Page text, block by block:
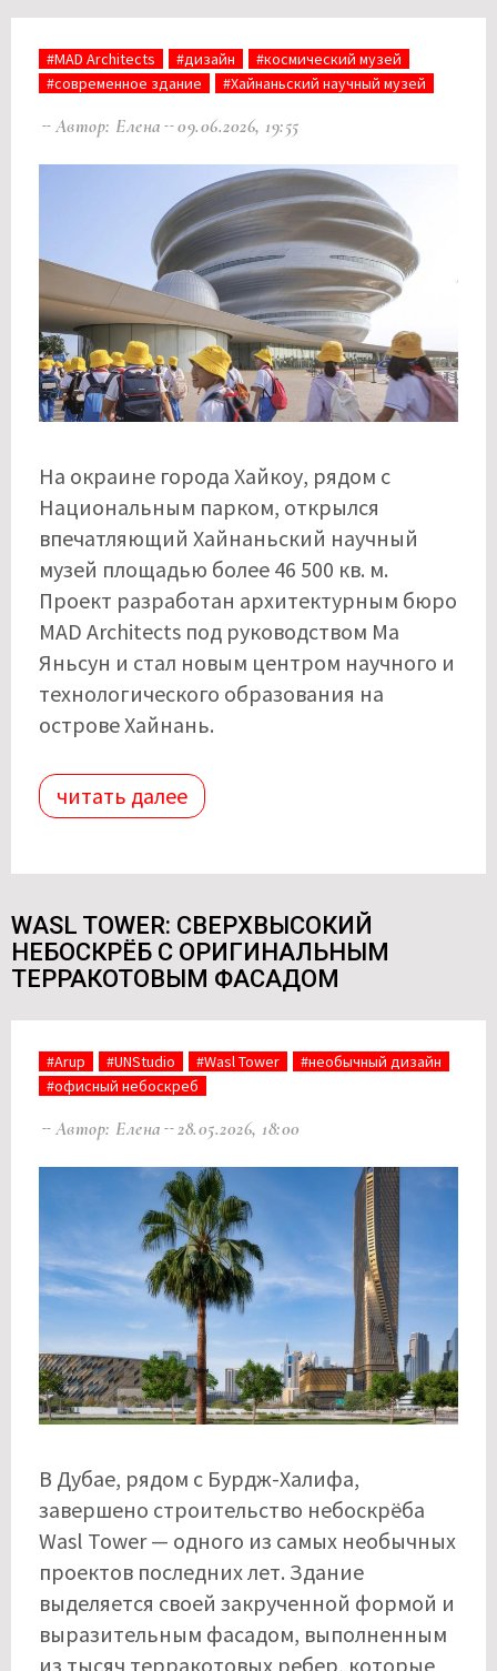
#MAD Architects #дизайн
#космический музей
#современное здание
#Хайнаньский научный музей
Автор: Елена 09.06.2026, 19:55
На окраине города Хайкоу, рядом с
Национальным парком, открылся
впечатляющий Хайнаньский научный
музей площадью более 46 500 кв. м.
Проект разработан архитектурным бюро
MAD Architects под руководством Ма
Яньсун и стал новым центром научного и
технологического образования на
острове Хайнань.
читать далее
WASL TOWER: СВЕРХВЫСОКИЙ
НЕБОСКРЁБ С ОРИГИНАЛЬНЫМ
ТЕРРАКОТОВЫМ ФАСАДОМ
#Arup #UNStudio #Wasl Tower
#необычный дизайн
#офисный небоскреб
Автор: Елена 28.05.2026, 18:00
В Дубае, рядом с Бурдж-Халифа,
завершено строительство небоскрёба
Wasl Tower — одного из самых необычных
проектов последних лет. Здание
выделяется своей закрученной формой и
выразительным фасадом, выполненным
из тысяч терракотовых ребер, которые